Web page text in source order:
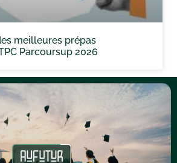
meilleures prépas
Parcoursup 2026